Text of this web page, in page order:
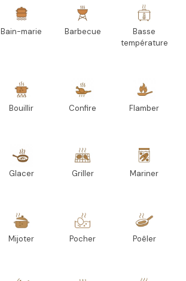
Bain-marie Barbecue
Basse
température
Bouillir Confire Flamber
Glacer Griller Mariner
Mijoter Pocher Poêler